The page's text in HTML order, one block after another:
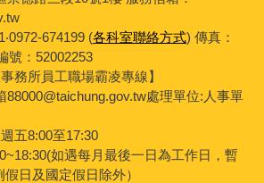
674199 (各科室聯絡方式) 傳真：
號：52002253
務所員工職場霸凌專線】
88000@taichung.gov.tw處理單位:人事單
五8:00至17:30
如遇每月最後一日為工作日，暫
假日及國定假日除外）